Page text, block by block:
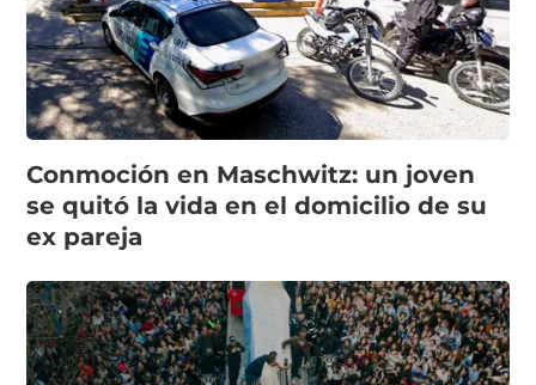
Conmoción en Maschwitz: un joven
se quitó la vida en el domicilio de su
ex pareja